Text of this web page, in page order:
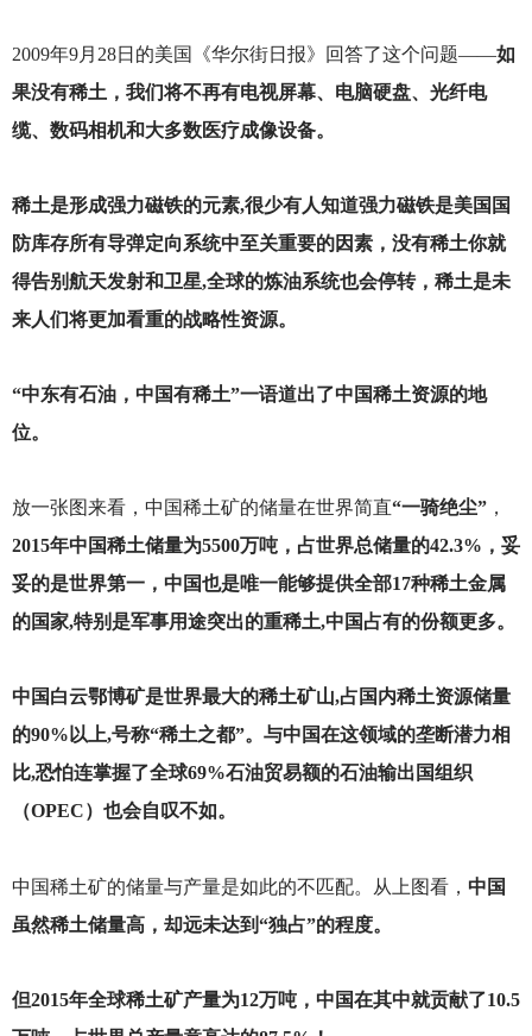
2009年9月28日的美国《华尔街日报》回答了这个问题——如
果没有稀土，我们将不再有电视屏幕、电脑硬盘、光纤电
缆、数码相机和大多数医疗成像设备。
稀土是形成强力磁铁的元素,很少有人知道强力磁铁是美国国
防库存所有导弹定向系统中至关重要的因素，没有稀土你就
得告别航天发射和卫星,全球的炼油系统也会停转，稀土是未
来人们将更加看重的战略性资源。
“中东有石油，中国有稀土”一语道出了中国稀土资源的地
位。
放一张图来看，中国稀土矿的储量在世界简直“一骑绝尘”，
2015年中国稀土储量为5500万吨，占世界总储量的42.3%，妥
妥的是世界第一，中国也是唯一能够提供全部17种稀土金属
的国家,特别是军事用途突出的重稀土,中国占有的份额更多。
中国白云鄂博矿是世界最大的稀土矿山,占国内稀土资源储量
的90%以上,号称“稀土之都”。与中国在这领域的垄断潜力相
比,恐怕连掌握了全球69%石油贸易额的石油输出国组织
（OPEC）也会自叹不如。
中国稀土矿的储量与产量是如此的不匹配。从上图看， 中国
虽然稀土储量高，却远未达到“独占”的程度。
但2015年全球稀土矿产量为12万吨，中国在其中就贡献了10.5